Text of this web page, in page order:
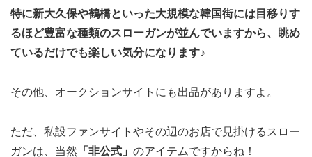
特に新大久保や鶴橋といった大規模な韓国街には目移りす
るほど豊富な種類のスローガンが並んでいますから、眺め
ているだけでも楽しい気分になります♪
その他、オークションサイトにも出品がありますよ。
ただ、私設ファンサイトやその辺のお店で見掛けるスロー
ガンは、当然 「非公式」 のアイテムですからね！